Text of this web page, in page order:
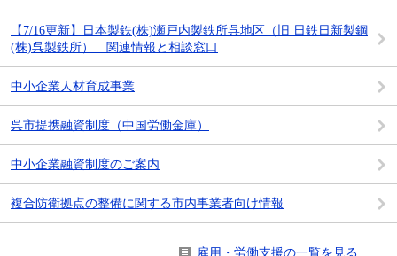
【7/16更新】日本製鉄(株)瀬戸内製鉄所呉地区（旧 日鉄日新製鋼
(株)呉製鉄所） 関連情報と相談窓口
中小企業人材育成事業
呉市提携融資制度（中国労働金庫）
中小企業融資制度のご案内
複合防衛拠点の整備に関する市内事業者向け情報
雇用・労働支援の一覧を見る